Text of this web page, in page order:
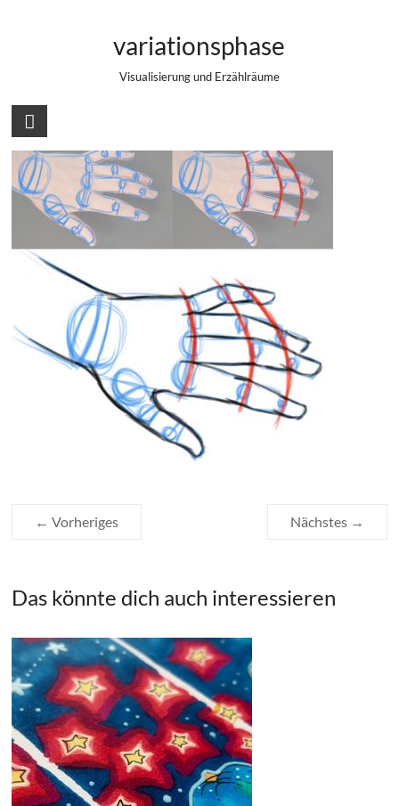
variationsphase
Visualisierung und Erzählräume
Hände zeichnen – Grundformen
← Vorheriges Nächstes →
Das könnte dich auch interessieren